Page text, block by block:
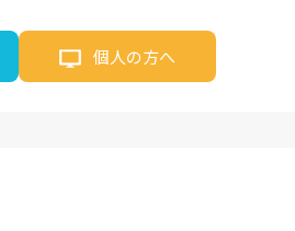
個人の方へ